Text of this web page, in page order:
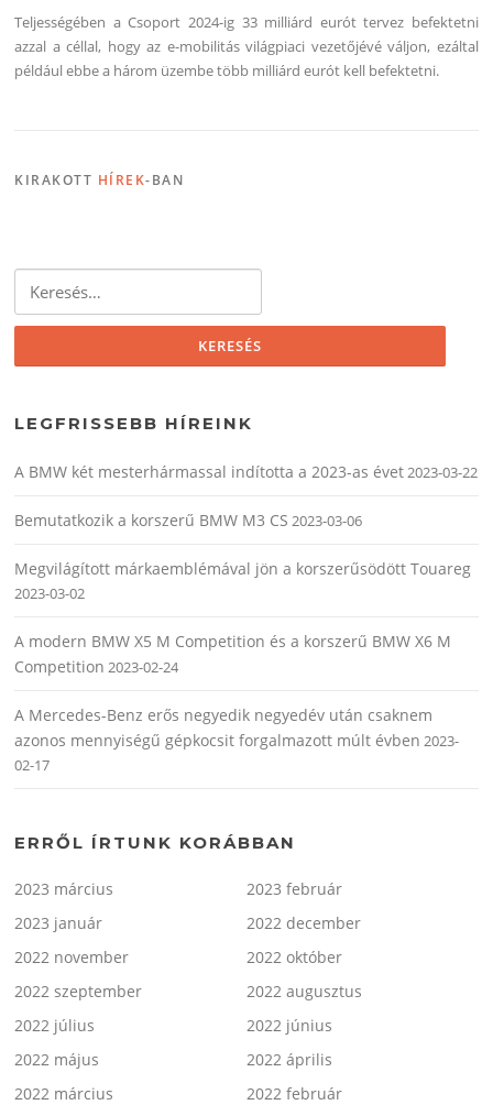
Teljességében a Csoport 2024-ig 33 milliárd eurót tervez befektetni
azzal a céllal, hogy az e-mobilitás világpiaci vezetőjévé váljon, ezáltal
például ebbe a három üzembe több milliárd eurót kell befektetni.
KIRAKOTT HÍREK-BAN
LEGFRISSEBB HÍREINK
A BMW két mesterhármassal indította a 2023-as évet 2023-03-22
Bemutatkozik a korszerű BMW M3 CS 2023-03-06
Megvilágított márkaemblémával jön a korszerűsödött Touareg
2023-03-02
A modern BMW X5 M Competition és a korszerű BMW X6 M
Competition 2023-02-24
A Mercedes-Benz erős negyedik negyedév után csaknem
azonos mennyiségű gépkocsit forgalmazott múlt évben 2023-
02-17
ERRŐL ÍRTUNK KORÁBBAN
2023 március
2023 február
2023 január
2022 december
2022 november
2022 október
2022 szeptember
2022 augusztus
2022 július
2022 június
2022 május
2022 április
2022 március
2022 február